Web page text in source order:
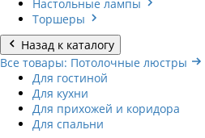
Настольные лампы
Торшеры
Назад к каталогу
Все товары: Потолочные люстры
Для гостиной
Для кухни
Для прихожей и коридора
Для спальни